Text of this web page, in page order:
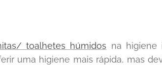
toalhetes húmidos na
uma higiene mais rápida, mas